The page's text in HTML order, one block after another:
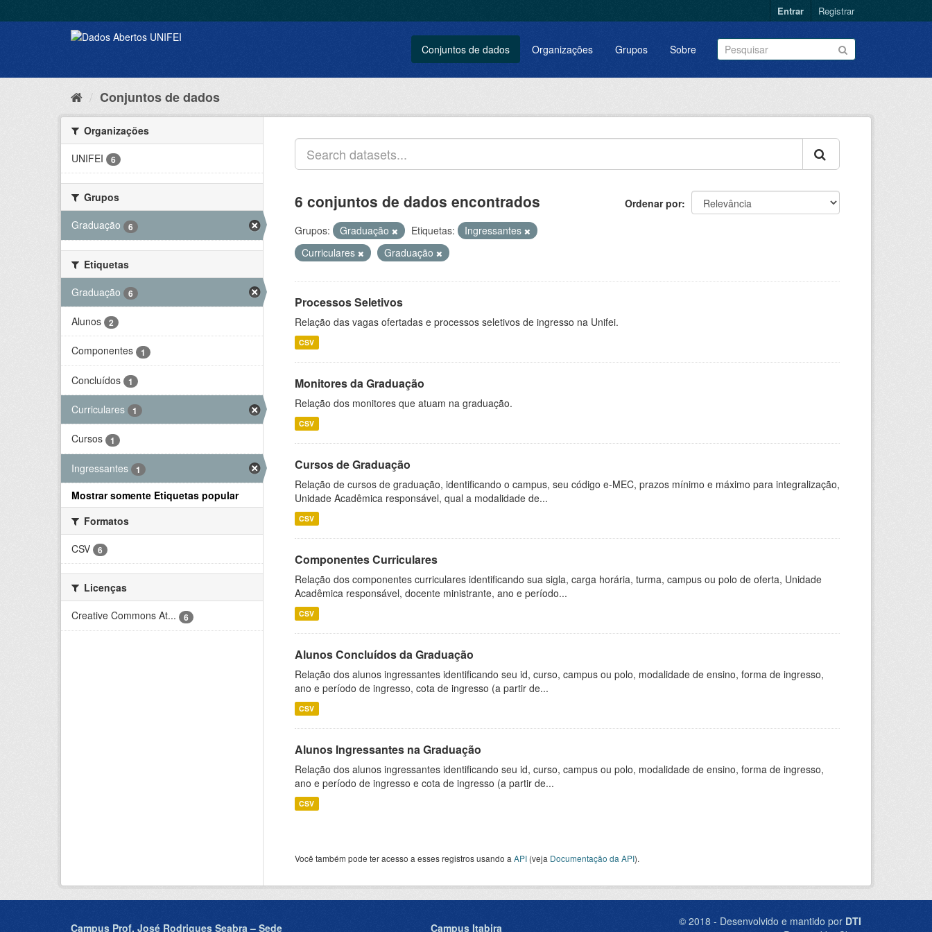
Entrar Registrar
Conjuntos de dados Organizações Grupos Sobre
Conjuntos de dados
Organizações
UNIFEI
6
Grupos
Graduação
6
Etiquetas
Graduação
6
Alunos 2
Componentes 1
Concluídos 1
Curriculares 1
Cursos 1
Ingressantes 1
Mostrar somente Etiquetas popular
Formatos
CSV
6
Licenças
Creative Commons At...
6
Ordenar por
6 conjuntos de dados encontrados
Grupos: Graduação Etiquetas:
Ingressantes
Curriculares
Graduação
Processos Seletivos
Relação das vagas ofertadas e processos seletivos de ingresso na Unifei.
CSV
Monitores da Graduação
Relação dos monitores que atuam na graduação.
CSV
Cursos de Graduação
Relação de cursos de graduação, identificando o campus, seu código e-MEC, prazos mínimo e máximo para integralização,
Unidade Acadêmica responsável, qual a modalidade de...
CSV
Componentes Curriculares
Relação dos componentes curriculares identificando sua sigla, carga horária, turma, campus ou polo de oferta, Unidade
Acadêmica responsável, docente ministrante, ano e período...
CSV
Alunos Concluídos da Graduação
Relação dos alunos ingressantes identificando seu id, curso, campus ou polo, modalidade de ensino, forma de ingresso,
ano e período de ingresso, cota de ingresso (a partir de...
CSV
Alunos Ingressantes na Graduação
Relação dos alunos ingressantes identificando seu id, curso, campus ou polo, modalidade de ensino, forma de ingresso,
ano e período de ingresso e cota de ingresso (a partir de...
CSV
Você também pode ter acesso a esses registros usando a API (veja Documentação da API).
Campus Prof. José Rodrigues Seabra – Sede Campus Itabira © 2018 - Desenvolvido e mantido por DTI